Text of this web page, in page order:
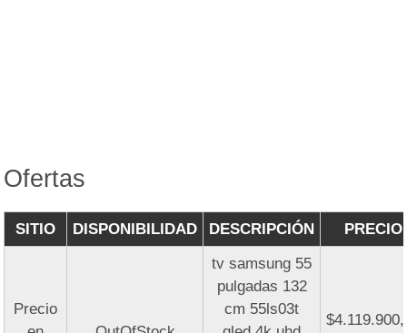
Ofertas
SITIO DISPONIBILIDAD DESCRIPCIÓN PRECIO
Precio
tv samsung 55
pulgadas 132
cm 55ls03t